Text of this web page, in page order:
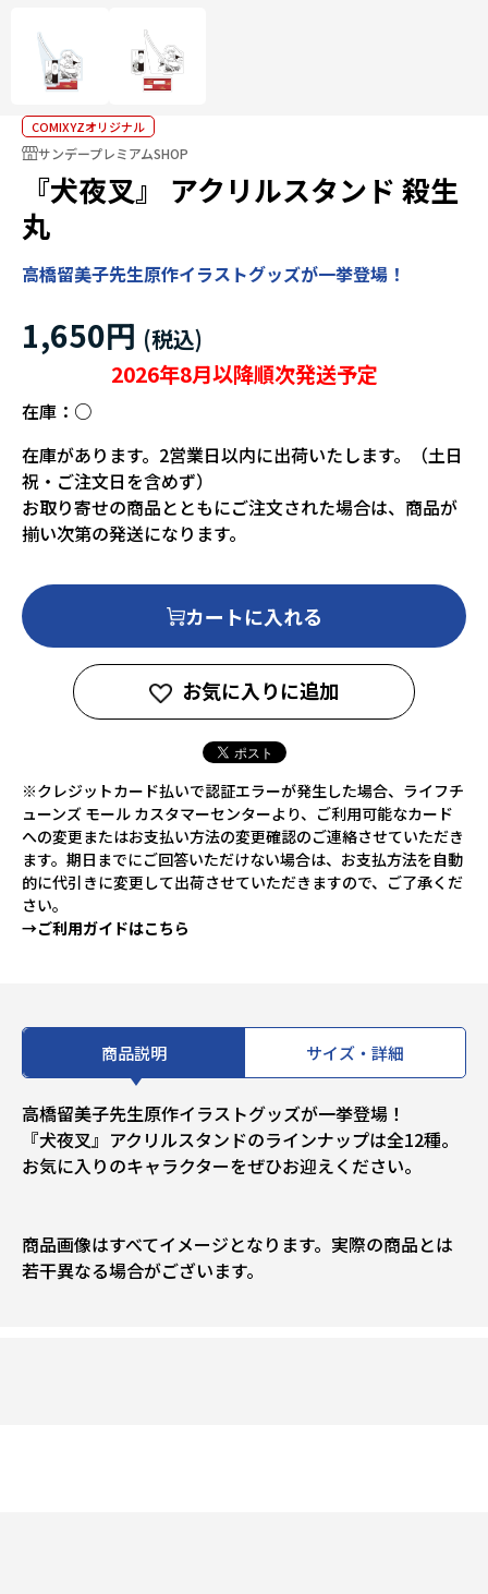
COMIXYZオリジナル
サンデープレミアムSHOP
『犬夜叉』 アクリルスタンド 殺生
丸
高橋留美子先生原作イラストグッズが一挙登場！
1,650円
2026年8月以降順次発送予定
在庫： ○
在庫があります。2営業日以内に出荷いたします。（土日
祝・ご注文日を含めず）
お取り寄せの商品とともにご注文された場合は、商品が
揃い次第の発送になります。
カートに入れる
お気に入りに追加
※クレジットカード払いで認証エラーが発生した場合、ライフチ
ューンズ モール カスタマーセンターより、ご利用可能なカード
への変更またはお支払い方法の変更確認のご連絡させていただき
ます。期日までにご回答いただけない場合は、お支払方法を自動
的に代引きに変更して出荷させていただきますので、ご了承くだ
さい。
→ご利用ガイドはこちら
商品説明 サイズ・詳細
高橋留美子先生原作イラストグッズが一挙登場！
『犬夜叉』アクリルスタンドのラインナップは全12種。
お気に入りのキャラクターをぜひお迎えください。
商品画像はすべてイメージとなります。実際の商品とは
若干異なる場合がございます。